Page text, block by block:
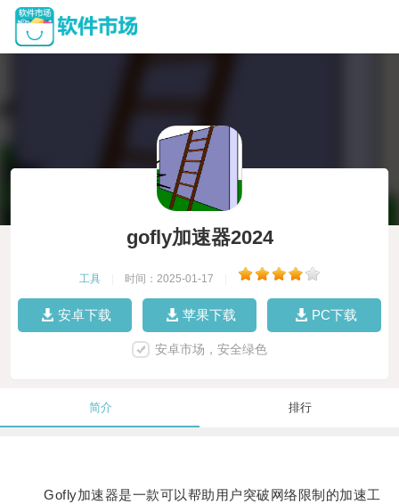
gofly加速器2024
工具 时间：2025-01-17
安卓下载 苹果下载 PC下载
安卓市场，安全绿色
简介 排行
Gofly加速器是一款可以帮助用户突破网络限制的加速工